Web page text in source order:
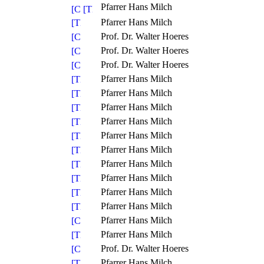
Pfarrer Hans Milch
Pfarrer Hans Milch
Prof. Dr. Walter Hoeres
Prof. Dr. Walter Hoeres
Prof. Dr. Walter Hoeres
Pfarrer Hans Milch
Pfarrer Hans Milch
Pfarrer Hans Milch
Pfarrer Hans Milch
Pfarrer Hans Milch
Pfarrer Hans Milch
Pfarrer Hans Milch
Pfarrer Hans Milch
Pfarrer Hans Milch
Pfarrer Hans Milch
Pfarrer Hans Milch
Pfarrer Hans Milch
Prof. Dr. Walter Hoeres